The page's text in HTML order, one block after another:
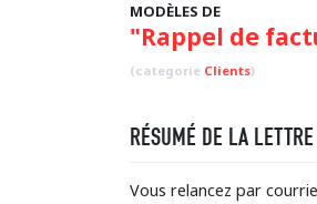
MODÈLES DE
"Rappel de
(categorie Clients)
RÉSUMÉ DE LA
Vous relancez par